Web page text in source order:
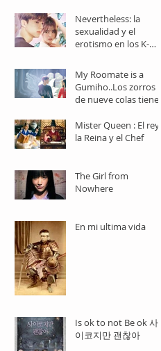
Nevertheless: la
sexualidad y el
erotismo en los K-
My Roomate is a
Gumiho..Los zorros
de nueve colas tienen
Mister Queen : El rey,
la Reina y el Chef
The Girl from
Nowhere
En mi ultima vida
Is ok to not Be ok 사
이코지만 괜찮아